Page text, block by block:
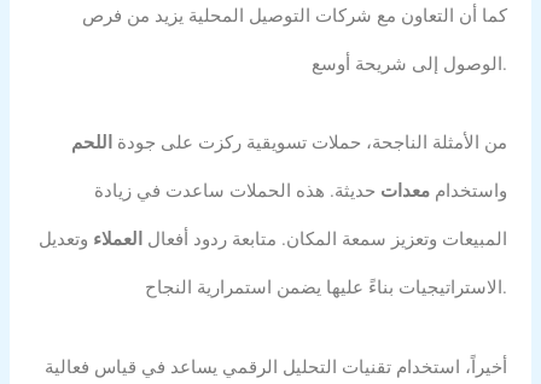
كما أن التعاون مع شركات التوصيل المحلية يزيد من فرص
الوصول إلى شريحة أوسع.
من الأمثلة الناجحة، حملات تسويقية ركزت على جودة اللحم
واستخدام معدات حديثة. هذه الحملات ساعدت في زيادة
المبيعات وتعزيز سمعة المكان. متابعة ردود أفعال العملاء وتعديل
الاستراتيجيات بناءً عليها يضمن استمرارية النجاح.
أخيراً، استخدام تقنيات التحليل الرقمي يساعد في قياس فعالية